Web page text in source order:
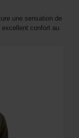
une sensation de
confort au